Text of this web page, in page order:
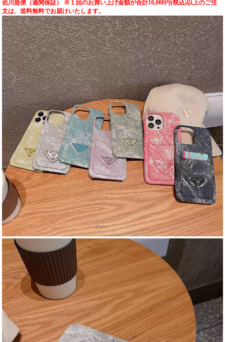
佐川急便（通関保証） ※１回のお買い上げ金額が合計10,000円(税込)以上のご注
文は、送料無料でお届けいたします。